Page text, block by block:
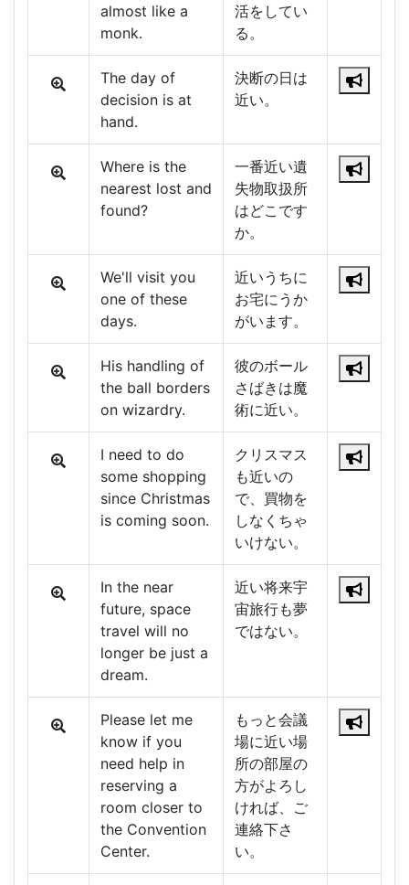
almost like a
monk.
活をしてい
る。
The day of
decision is at
hand.
決断の日は
近い。
Where is the
nearest lost and
found?
一番近い遺
失物取扱所
はどこです
か。
We'll visit you
one of these
days.
近いうちに
お宅にうか
がいます。
His handling of
the ball borders
on wizardry.
彼のボール
さばきは魔
術に近い。
I need to do
some shopping
since Christmas
is coming soon.
クリスマス
も近いの
で、買物を
しなくちゃ
いけない。
In the near
future, space
travel will no
longer be just a
dream.
近い将来宇
宙旅行も夢
ではない。
Please let me
know if you
need help in
reserving a
room closer to
the Convention
Center.
もっと会議
場に近い場
所の部屋の
方がよろし
ければ、ご
連絡下さ
い。